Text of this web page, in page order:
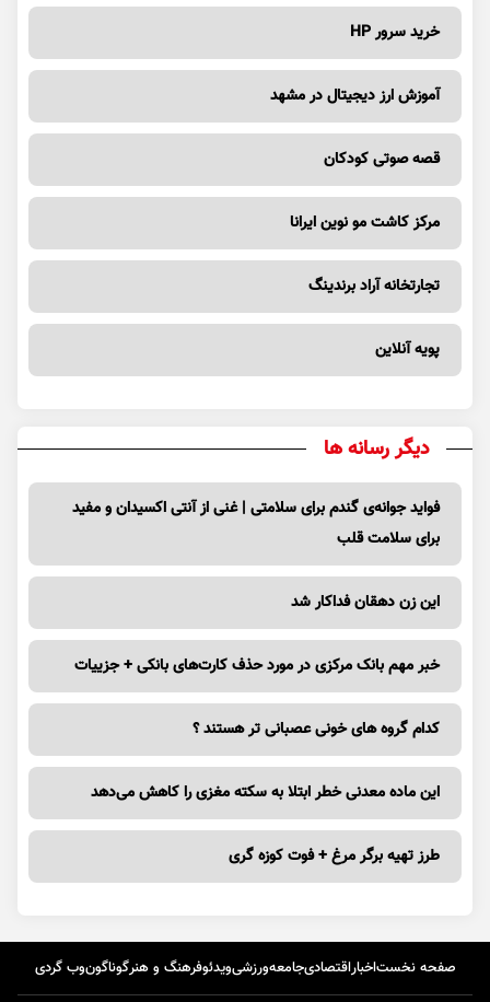
خرید سرور HP
آموزش ارز دیجیتال در مشهد
قصه صوتی کودکان
مرکز کاشت مو نوین ایرانا
تجارتخانه آراد برندینگ
پویه آنلاین
دیگر رسانه ها
فواید جوانه‌ی گندم برای سلامتی | غنی از آنتی اکسیدان و مفید
برای سلامت قلب
این زن دهقان فداکار شد
خبر مهم بانک مرکزی در مورد حذف کارت‌های بانکی + جزییات
کدام گروه های خونی عصبانی تر هستند ؟
این ماده معدنی خطر ابتلا به سکته مغزی را کاهش می‌دهد
طرز تهیه برگر مرغ + فوت کوزه گری
صفحه نخستاخباراقتصادیجامعهورزشیویدئوفرهنگ و هنرگوناگونوب گردی